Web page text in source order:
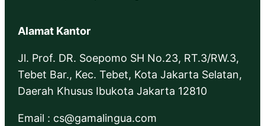
Alamat Kantor
Jl. Prof. DR. Soepomo SH No.23, RT.3/RW.3,
Tebet Bar., Kec. Tebet, Kota Jakarta Selatan,
Daerah Khusus Ibukota Jakarta 12810
Email : cs@gamalingua.com